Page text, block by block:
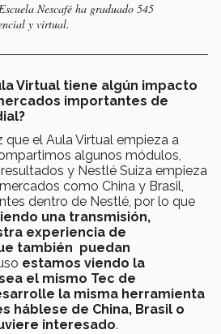
Nescafé ha graduado 545
y virtual.
Virtual tiene algún impacto
importantes de
que el Aula Virtual empieza a
algunos módulos,
y Nestlé Suiza empieza
como China y Brasil,
dentro de Nestlé, por lo que
una transmisión,
experiencia de
también puedan
estamos viendo la
el mismo Tec de
la misma herramienta
háblese de China, Brasil o
interesado.